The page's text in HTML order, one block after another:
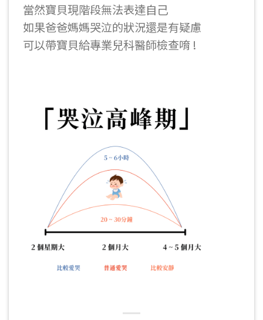
當然寶貝現階段無法表達自己
如果爸爸媽媽哭泣的狀況還是有疑慮
可以帶寶貝給專業兒科醫師檢查唷 !